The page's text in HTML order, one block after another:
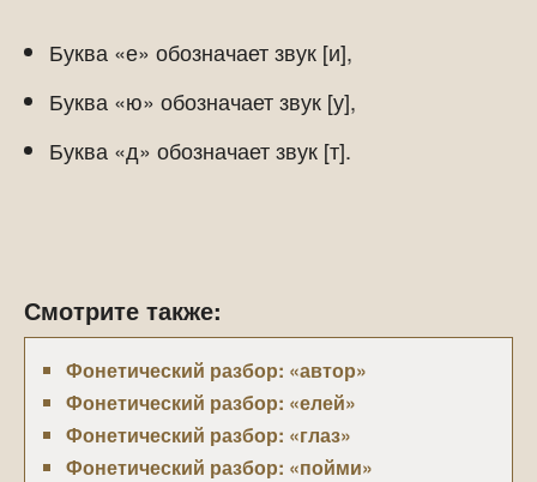
Буква «е» обозначает звук [и],
Буква «ю» обозначает звук [у],
Буква «д» обозначает звук [т].
Смотрите также:
Фонетический разбор: «автор»
Фонетический разбор: «елей»
Фонетический разбор: «глаз»
Фонетический разбор: «пойми»